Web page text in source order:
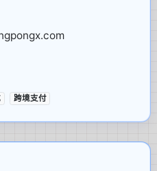
跨境支付